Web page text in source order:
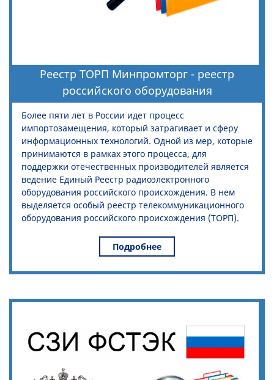
Реестр ТОРП Минпромторг - реестр
российского оборудования
Более пяти лет в России идет процесс
импортозамещения, который затрагивает и сферу
информационных технологий. Одной из мер, которые
принимаются в рамках этого процесса, для
поддержки отечественных производителей является
ведение Единый Реестр радиоэлектронного
оборудования российского происхождения. В нем
выделяется особый реестр телекоммуникационного
оборудования российского происхождения (ТОРП).
Подробнее